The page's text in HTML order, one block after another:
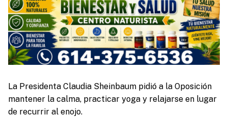
La Presidenta Claudia Sheinbaum pidió a la Oposición
mantener la calma, practicar yoga y relajarse en lugar
de recurrir al enojo.